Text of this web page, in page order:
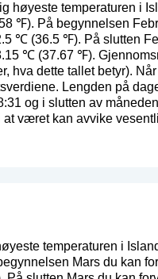
høyeste temperaturen i
℉). På begynnelsen
℃ (36.5 ℉). På slutten
℃ (37.67 ℉).
hva dette tallet betyr).
Lengden på
og i slutten av
været kan avvike
temperaturen i
Mars du kan